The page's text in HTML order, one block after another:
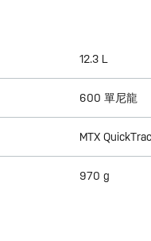
12.3 L
600 單尼龍
MTX
970 g